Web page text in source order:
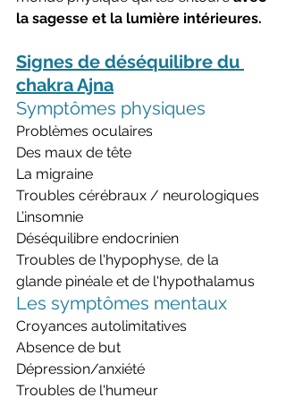
la sagesse et la lumière intérieures.
Signes de déséquilibre du
chakra Ajna
Symptômes physiques
Problèmes oculaires
Des maux de tête
La migraine
Troubles cérébraux / neurologiques
L’insomnie
Déséquilibre endocrinien
Troubles de l'hypophyse, de la
glande pinéale et de l'hypothalamus
Les symptômes mentaux
Croyances autolimitatives
Absence de but
Dépression/anxiété
Troubles de l'humeur